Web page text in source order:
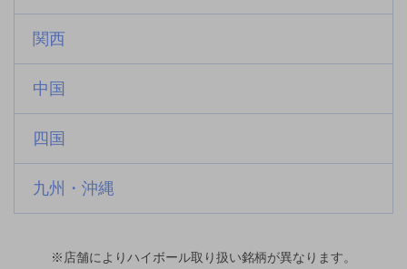
関西
中国
四国
九州・沖縄
※店舗によりハイボール取り扱い銘柄が異なります。